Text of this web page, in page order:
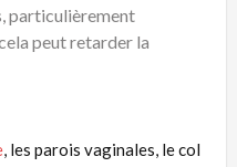
particulièrement
peut retarder la
, les parois vaginales, le col